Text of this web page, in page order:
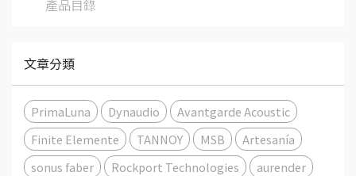
產品目錄
文章分類
PrimaLuna Dynaudio
Avantgarde Acoustic
Finite Elemente
TANNOY MSB
Artesanía
sonus faber
Rockport Technologies
aurender